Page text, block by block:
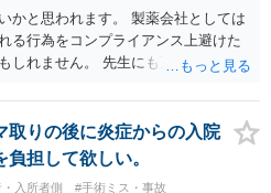
かと思われます。 製薬会社としては
る行為をコンプライアンス上避けた
しれません。 先生にも万一迷惑をか
取りの後に炎症からの入院
担して欲しい。
入所者側 #手術ミス・事故